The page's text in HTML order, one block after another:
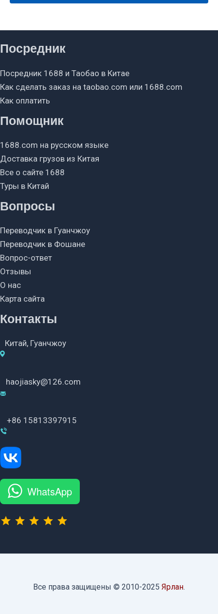
Посредник
Посредник 1688 и Таобао в Китае
Как сделать заказ на taobao.com или 1688.com
Как оплатить
Помощник
1688.com на русском языке
Доставка грузов из Китая
Все о сайте 1688
Туры в Китай
Вопросы
Переводчик в Гуанчжоу
Переводчик в Фошане
Вопрос-ответ
Отзывы
О нас
Карта сайта
Контакты
Китай, Гуанчжоу
haojiasky@126.com
+86 15813397915
WhatsApp
⭐ ⭐
Все права защищены © 2010-2025 Ярлан.